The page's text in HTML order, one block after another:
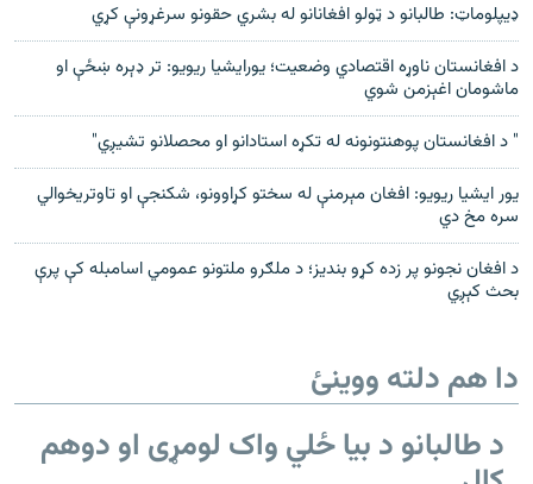
ډیپلوماټ: طالبانو د ټولو افغانانو له بشري حقونو سرغړونې کړي
د افغانستان ناوړه اقتصادي وضعیت؛ یورایشیا ریویو: تر ډېره ښځې او
ماشومان اغېزمن شوي
" د افغانستان پوهنتونونه له تکړه استادانو او محصلانو تشیږي"
یور ایشیا ریویو: افغان مېرمنې له سختو کړاوونو، شکنجې او تاوتریخوالي
سره مخ دي
د افغان نجونو پر زده کړو بندیز؛ د ملګرو ملتونو عمومي اسامبله کې پرې
بحث کېږي
دا هم دلته ووینئ
د طالبانو د بیا ځلي واک لومړی او دوهم